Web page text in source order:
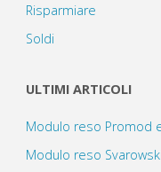
Risparmiare
Soldi
ULTIMI ARTICOLI
Modulo reso Promod
Modulo reso